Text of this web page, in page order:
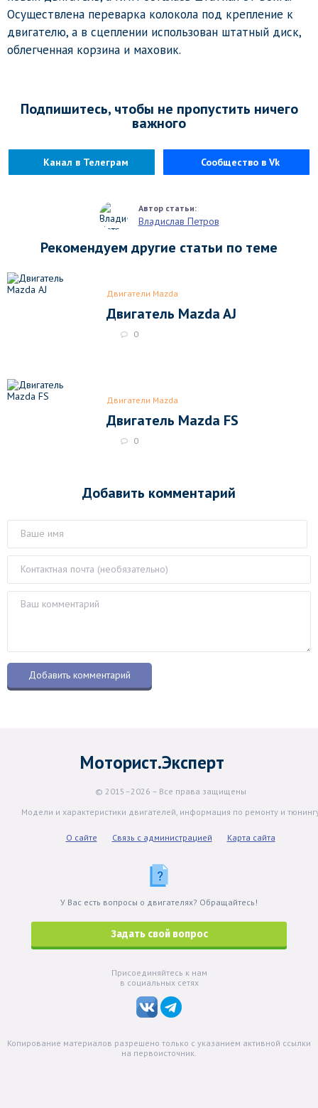
Осуществлена переварка колокола под крепление к
двигателю, а в сцеплении использован штатный диск,
облегченная корзина и маховик.
Подпишитесь, чтобы не пропустить ничего
важного
Канал в Телеграм Сообщество в Vk
Владислав Петров
Рекомендуем другие статьи по теме
Двигатели Mazda
Двигатель Mazda AJ
0
Двигатели Mazda
Двигатель Mazda FS
0
Добавить комментарий
Моторист.Эксперт
© 2015–2026 – Все права защищены
Модели и характеристики двигателей, информация по ремонту и
О сайте Связь с администрацией Карта сайта
У Вас есть вопросы о двигателях? Обращайтесь!
Задать свой вопрос
Присоединяйтесь к нам
в социальных сетях
Копирование материалов разрешено только с указанием активной ссылки
на первоисточник.